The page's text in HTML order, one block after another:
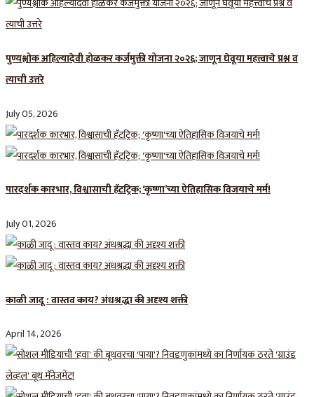
पुण्यश्लोक अहिल्यादेवी होळकर कर्जमुक्ती योजना २०२६; जाणून घेवूया महत्त्वाचे प्रश्न व
त्याची उत्तरे
July 05, 2026
पारदर्शक कारभार, विश्वासाची हॅटट्रिक; ‘कृष्णा’च्या ऐतिहासिक विजयाचे मर्म!
July 01, 2026
काळी जादू : वास्तव काय? अंधश्रद्धा की अदृश्य शक्ती
April 14, 2026